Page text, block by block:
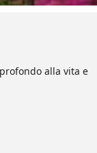
alla vita e